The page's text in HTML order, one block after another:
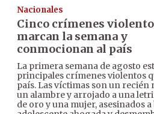
Nacionales
Cinco crímenes
marcan la semana y
conmocionan al país
La primera semana de agosto
principales crímenes violentos
país. Las víctimas son un
un alambre y arrojado a una
de oro y una mujer, asesinados